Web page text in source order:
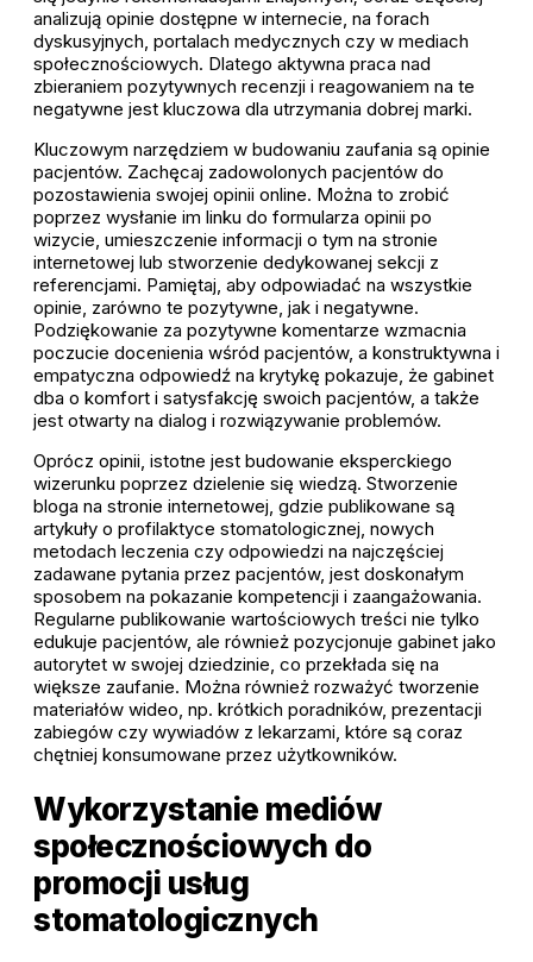
analizują opinie dostępne w internecie, na forach
dyskusyjnych, portalach medycznych czy w mediach
społecznościowych. Dlatego aktywna praca nad
zbieraniem pozytywnych recenzji i reagowaniem na te
negatywne jest kluczowa dla utrzymania dobrej marki.
Kluczowym narzędziem w budowaniu zaufania są opinie
pacjentów. Zachęcaj zadowolonych pacjentów do
pozostawienia swojej opinii online. Można to zrobić
poprzez wysłanie im linku do formularza opinii po
wizycie, umieszczenie informacji o tym na stronie
internetowej lub stworzenie dedykowanej sekcji z
referencjami. Pamiętaj, aby odpowiadać na wszystkie
opinie, zarówno te pozytywne, jak i negatywne.
Podziękowanie za pozytywne komentarze wzmacnia
poczucie docenienia wśród pacjentów, a konstruktywna i
empatyczna odpowiedź na krytykę pokazuje, że gabinet
dba o komfort i satysfakcję swoich pacjentów, a także
jest otwarty na dialog i rozwiązywanie problemów.
Oprócz opinii, istotne jest budowanie eksperckiego
wizerunku poprzez dzielenie się wiedzą. Stworzenie
bloga na stronie internetowej, gdzie publikowane są
artykuły o profilaktyce stomatologicznej, nowych
metodach leczenia czy odpowiedzi na najczęściej
zadawane pytania przez pacjentów, jest doskonałym
sposobem na pokazanie kompetencji i zaangażowania.
Regularne publikowanie wartościowych treści nie tylko
edukuje pacjentów, ale również pozycjonuje gabinet jako
autorytet w swojej dziedzinie, co przekłada się na
większe zaufanie. Można również rozważyć tworzenie
materiałów wideo, np. krótkich poradników, prezentacji
zabiegów czy wywiadów z lekarzami, które są coraz
chętniej konsumowane przez użytkowników.
Wykorzystanie mediów
społecznościowych do
promocji usług
stomatologicznych